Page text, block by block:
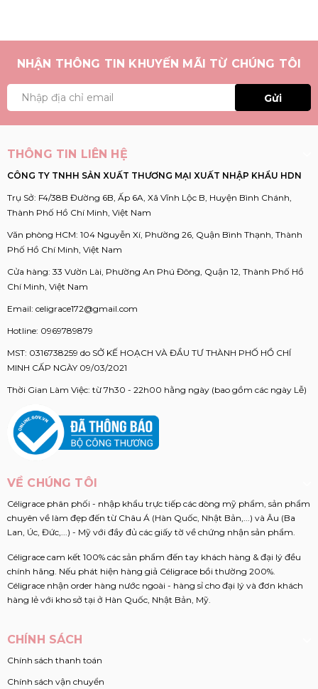
NHẬN THÔNG TIN KHUYẾN MÃI TỪ CHÚNG TÔI
Gửi
THÔNG TIN LIÊN HỆ
CÔNG TY TNHH SẢN XUẤT THƯƠNG MẠI XUẤT NHẬP KHẨU HDN
Trụ Sở: F4/38B Đường 6B, Ấp 6A, Xã Vĩnh Lộc B, Huyện Bình Chánh,
Thành Phố Hồ Chí Minh, Việt Nam
Văn phòng HCM: 104 Nguyễn Xí, Phường 26, Quận Bình Thạnh, Thành
Phố Hồ Chí Minh, Việt Nam
Cửa hàng: 33 Vườn Lài, Phường An Phú Đông, Quận 12, Thành Phố Hồ
Chí Minh, Việt Nam
Email: celigrace172@gmail.com
Hotline: 0969789879
MST: 0316738259 do SỞ KẾ HOẠCH VÀ ĐẦU TƯ THÀNH PHỐ HỒ CHÍ
MINH CẤP NGÀY 09/03/2021
Thời Gian Làm Việc: từ 7h30 - 22h00 hằng ngày (bao gồm các ngày Lễ)
VỀ CHÚNG TÔI
Céligrace phân phối - nhập khẩu trực tiếp các dòng mỹ phẩm, sản phẩm
chuyên về làm đẹp đến từ Châu Á (Hàn Quốc, Nhật Bản,...) và Âu (Ba
Lan, Úc, Đức,...) - Mỹ với đầy đủ các giấy tờ về chứng nhận sản phẩm.
Céligrace cam kết 100% các sản phẩm đến tay khách hàng & đại lý đều
chính hãng. Nếu phát hiện hàng giả Céligrace bồi thường 200%.
Céligrace nhận order hàng nước ngoài - hàng sỉ cho đại lý và đơn khách
hàng lẻ với kho sở tại ở Hàn Quốc, Nhật Bản, Mỹ.
CHÍNH SÁCH
Chính sách thanh toán
Chính sách vận chuyển